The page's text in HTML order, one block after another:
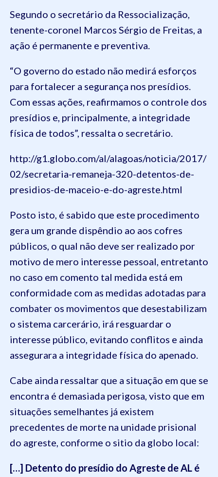
Segundo o secretário da Ressocialização,
tenente-coronel Marcos Sérgio de Freitas, a
ação é permanente e preventiva.
“O governo do estado não medirá esforços
para fortalecer a segurança nos presídios.
Com essas ações, reafirmamos o controle dos
presídios e, principalmente, a integridade
física de todos”, ressalta o secretário.
http://g1.globo.com/al/alagoas/noticia/2017/
02/secretaria-remaneja-320-detentos-de-
presidios-de-maceio-e-do-agreste.html
Posto isto, é sabido que este procedimento
gera um grande dispêndio ao aos cofres
públicos, o qual não deve ser realizado por
motivo de mero interesse pessoal, entretanto
no caso em comento tal medida está em
conformidade com as medidas adotadas para
combater os movimentos que desestabilizam
o sistema carcerário, irá resguardar o
interesse público, evitando conflitos e ainda
assegurara a integridade física do apenado.
Cabe ainda ressaltar que a situação em que se
encontra é demasiada perigosa, visto que em
situações semelhantes já existem
precedentes de morte na unidade prisional
do agreste, conforme o sitio da globo local:
[…] Detento do presídio do Agreste de AL é